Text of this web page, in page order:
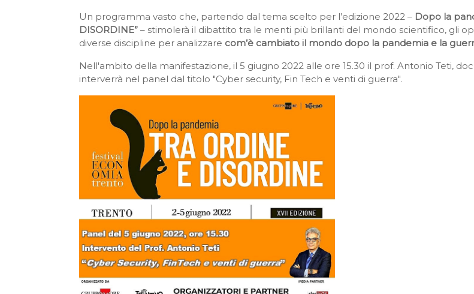
Un programma vasto che, partendo dal tema scelto per l’edizione 2022 – Dopo la
DISORDINE” – stimolerà il dibattito tra le menti più brillanti del mondo scientifico, gli
diverse discipline per analizzare com’è cambiato il mondo dopo la pandemia e la
Nell'ambito della manifestazione, il 5 giugno 2022 alle ore 15.30 il prof. Antonio Teti,
interverrà nel panel dal titolo "Cyber security, Fin Tech e venti di guerra".